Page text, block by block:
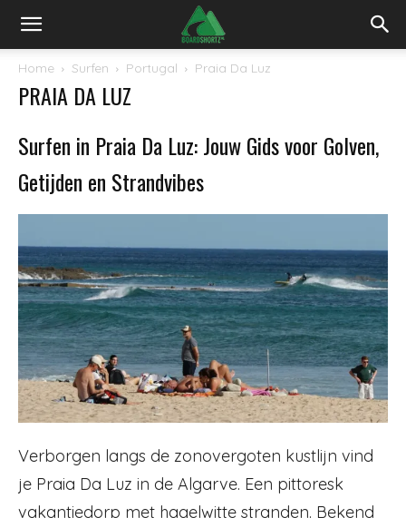
Home Surfen Portugal Praia Da Luz
PRAIA DA LUZ
Surfen in Praia Da Luz: Jouw Gids voor Golven,
Getijden en Strandvibes
Verborgen langs de zonovergoten kustlijn vind
je Praia Da Luz in de Algarve. Een pittoresk
vakantiedorp met hagelwitte stranden. Bekend